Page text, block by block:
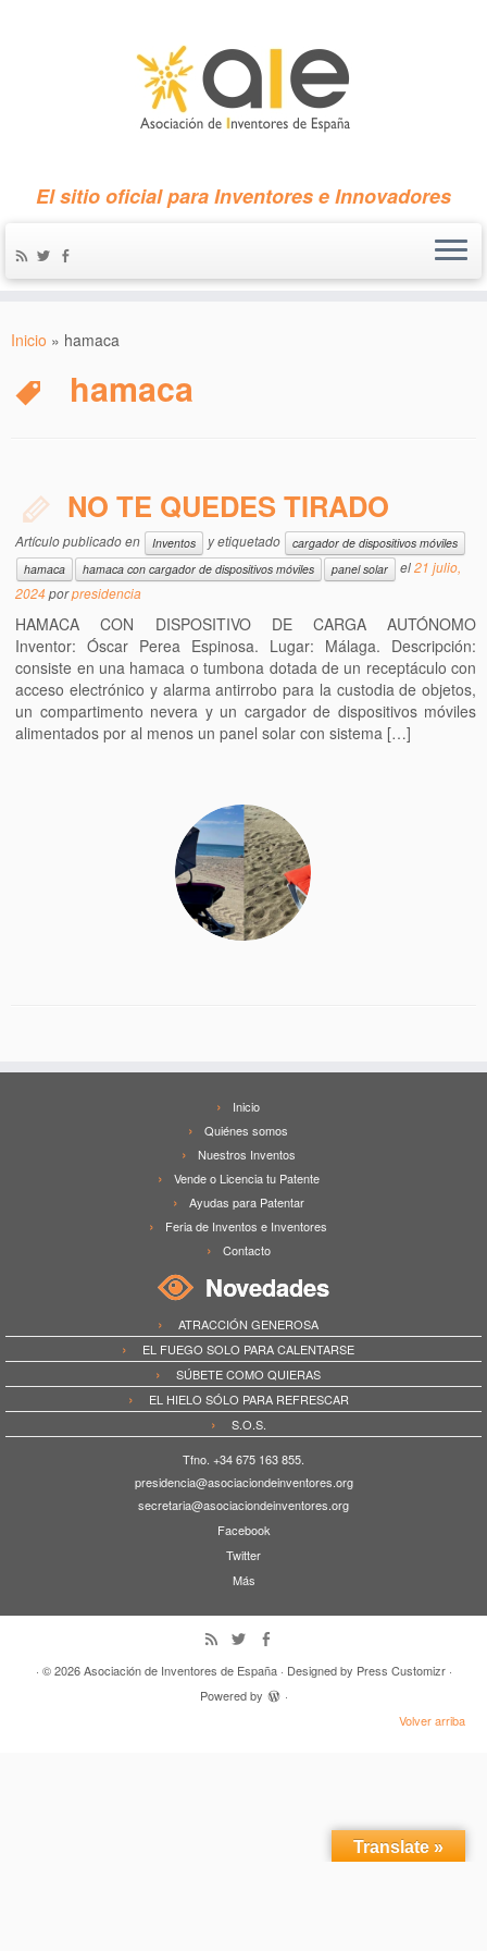
El sitio oficial para Inventores e Innovadores
Inicio » hamaca
hamaca
NO TE QUEDES TIRADO
Artículo publicado en Inventos y etiquetado
cargador de dispositivos móviles
hamaca
hamaca con cargador de dispositivos móviles panel solar el21 julio,
2024porpresidencia
HAMACA CON DISPOSITIVO DE CARGA AUTÓNOMO
Inventor: Óscar Perea Espinosa. Lugar: Málaga. Descripción:
consiste en una hamaca o tumbona dotada de un receptáculo con
acceso electrónico y alarma antirrobo para la custodia de objetos,
un compartimento nevera y un cargador de dispositivos móviles
alimentados por al menos un panel solar con sistema […]
Inicio
Quiénes somos
Nuestros Inventos
Vende o Licencia tu Patente
Ayudas para Patentar
Feria de Inventos e Inventores
Contacto
Novedades
ATRACCIÓN GENEROSA
EL FUEGO SOLO PARA CALENTARSE
SÚBETE COMO QUIERAS
EL HIELO SÓLO PARA REFRESCAR
S.O.S.
Tfno. +34 675 163 855.
presidencia@asociaciondeinventores.org
secretaria@asociaciondeinventores.org
Facebook
Twitter
Más
· © 2026Asociación de Inventores de España· Designed by Press Customizr·
Powered by
·
Volver arriba
Translate »